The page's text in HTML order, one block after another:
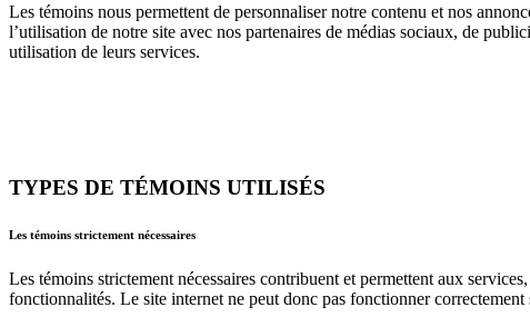
Les témoins nous permettent de personnaliser notre contenu et nos
l’utilisation de notre site avec nos partenaires de médias sociaux, de
utilisation de leurs services.
TYPES DE TÉMOINS UTILISÉS
Les témoins strictement nécessaires
Les témoins strictement nécessaires contribuent et permettent aux
fonctionnalités. Le site internet ne peut donc pas fonctionner correctement